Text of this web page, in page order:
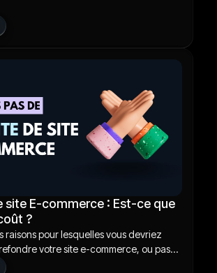
site E-commerce : Est-ce que
?
raisons pour lesquelles vous devriez
votre site e-commerce, ou pas...